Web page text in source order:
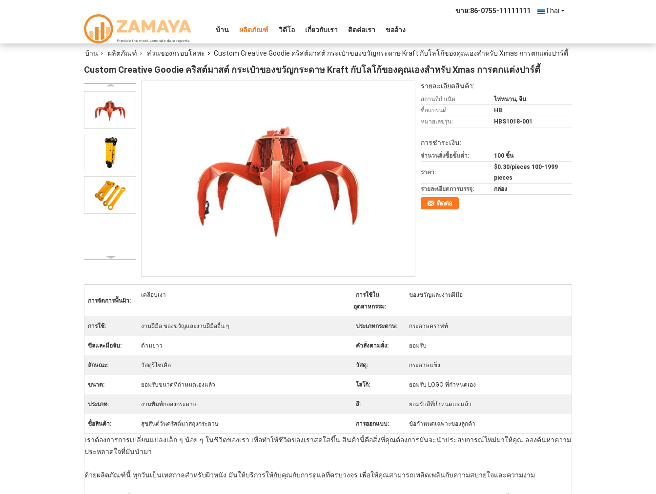
Thai
ขาย:86-0755-11111111
บ้าน ผลิตภัณฑ์ วิดีโอ เกี่ยวกับเรา ติดต่อเรา ขออ้าง
บ้าน ผลิตภัณฑ์ ส่วนของกรอบโลหะ Custom Creative Goodie คริสต์มาสต์ กระเป๋าของขวัญกระดาษ Kraft กับโลโก้ของคุณเองสําหรับ Xmas การตกแต่งปาร์ตี้
Custom Creative Goodie คริสต์มาสต์ กระเป๋าของขวัญกระดาษ Kraft กับโลโก้ของคุณเองสําหรับ Xmas การตกแต่งปาร์ตี้
รายละเอียดสินค้า:
สถานที่กำเนิด:
ไห่หนาน, จีน
ชื่อแบรนด์:
HB
หมายเลขรุ่น:
HBS1018-001
การชำระเงิน:
จำนวนสั่งซื้อขั้นต่ำ: 100 ชิ้น
ราคา:
$0.30/pieces 100-1999
pieces
รายละเอียดการบรรจุ:
กล่อง
ติดต่อ
การจัดการพื้นผิว:
เคลือบเงา
การใช้ใน
อุตสาหกรรม:
ของขวัญและงานฝีมือ
การใช้: งานฝีมือ ของขวัญและงานฝีมืออื่น ๆ ประเภทกระดาษ: กระดาษคราฟท์
ซีลและมือจับ: ด้ามยาว คําสั่งตามสั่ง: ยอมรับ
ลักษณะ: วัสดุรีไซเคิล วัสดุ: กระดาษแข็ง
ขนาด: ยอมรับขนาดที่กำหนดเองแล้ว โลโก้: ยอมรับ LOGO ที่กําหนดเอง
ประเภท: งานพิมพ์กล่องกระดาษ สี: ยอมรับสีที่กำหนดเองแล้ว
ชื่อสินค้า: สุขสันต์วันคริสต์มาสถุงกระดาษ การออกแบบ: ข้อกำหนดเฉพาะของลูกค้า
เราต้องการการเปลี่ยนแปลงเล็ก ๆ น้อย ๆ ในชีวิตของเรา เพื่อทําให้ชีวิตของเราสดใสขึ้น สินค้านี้คือสิ่งที่คุณต้องการมันจะนําประสบการณ์ใหม่มาให้คุณ ลองค้นหาความ
ประหลาดใจที่มันนํามา
ด้วยผลิตภัณฑ์นี้ ทุกวันเป็นเทศกาลสําหรับผิวหนัง มันให้บริการให้กับคุณกับการดูแลที่ครบวงจร เพื่อให้คุณสามารถเพลิดเพลินกับความสบายใจและความงาม